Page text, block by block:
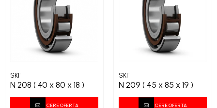
SKF
N 208 ( 40 x 80 x 18 )
CERE OFERTA
SKF
N 209 ( 45 x 85 x 19 )
CERE OFERTA